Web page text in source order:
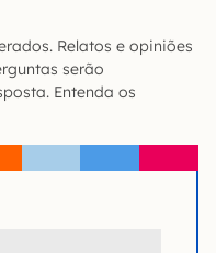
Relatos e opiniões
serão
Entenda os